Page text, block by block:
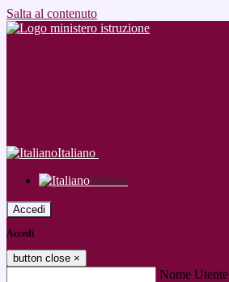
Salta al contenuto
Italiano
Italiano
Accedi
Accedi
button close ×
Nome Utente